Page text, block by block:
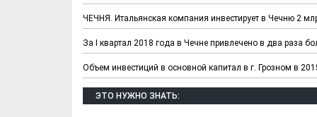
ЧЕЧНЯ. Итальянская компания инвестирует в Чечню 2
За I квартал 2018 года в Чечне привлечено в два раза
Объем инвестиций в основной капитал в г. Грозном в
ЭТО НУЖНО ЗНАТЬ: